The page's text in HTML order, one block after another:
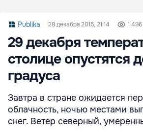
Publika 28 декабря 2015, 21:14 1 496
29 декабря
столице опустятся
градуса
Завтра в стране ожидается
облачность, ночью местами
снег. Ветер северный,